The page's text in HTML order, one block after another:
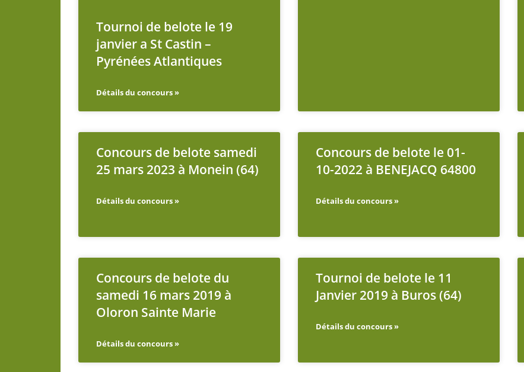
Tournoi de belote le 19
janvier a St Castin –
Pyrénées Atlantiques
Détails du concours »
Concours de belote samedi
25 mars 2023 à Monein (64)
Détails du concours »
Concours de belote le 01-
10-2022 à BENEJACQ 64800
Détails du concours »
Concours de belote du
samedi 16 mars 2019 à
Oloron Sainte Marie
Détails du concours »
Tournoi de belote le 11
Janvier 2019 à Buros (64)
Détails du concours »